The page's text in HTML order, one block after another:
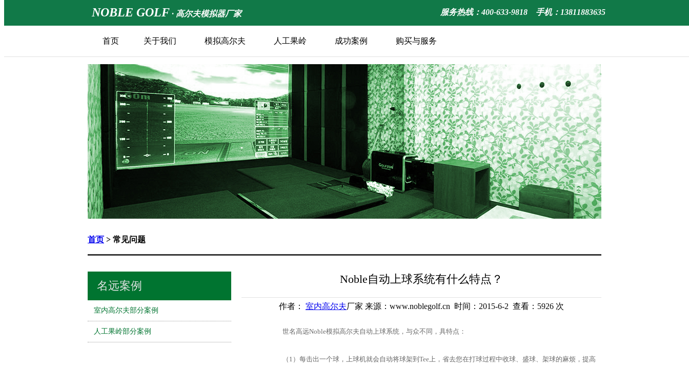
NOBLE GOLF · 高尔夫模拟器厂家 服务热线：400-633-9818 手机：13811883635
首页 关于我们 模拟高尔夫 人工果岭 成功案例 购买与服务
首页 > 常见问题
名远案例
室内高尔夫部分案例
人工果岭部分案例
Noble自动上球系统有什么特点？
作者： 室内高尔夫厂家 来源：www.noblegolf.cn 时间：2015-6-2 查看：5926 次
世名高远Noble模拟高尔夫自动上球系统，与众不同，具特点：
（1）每击出一个球，上球机就会自动将球架到Tee上，省去您在打球过程中收球、盛球、架球的麻烦，提高